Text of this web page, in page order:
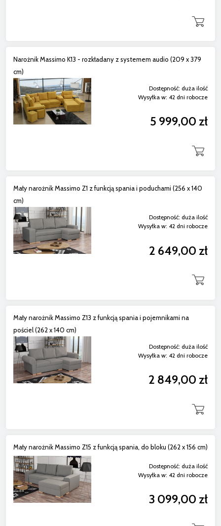
Narożnik Massimo K13 - rozkładany z systemem audio (209 x 379
cm)
Dostępność: duża ilość
Wysyłka w: 42 dni robocze
5 999,00 zł
Mały narożnik Massimo Z1 z funkcją spania i poduchami (256 x 140
cm)
Dostępność: duża ilość
Wysyłka w: 42 dni robocze
2 649,00 zł
Mały narożnik Massimo Z13 z funkcją spania i pojemnikami na
pościel (262 x 140 cm)
Dostępność: duża ilość
Wysyłka w: 42 dni robocze
2 849,00 zł
Mały narożnik Massimo Z15 z funkcją spania, do bloku (262 x 156 cm)
Dostępność: duża ilość
Wysyłka w: 42 dni robocze
3 099,00 zł